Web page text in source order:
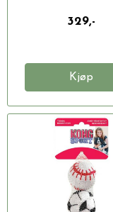
329,-
Kjøp